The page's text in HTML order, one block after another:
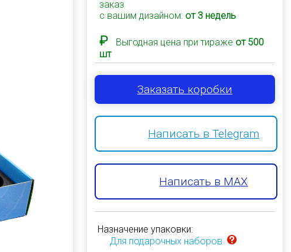
заказ
с вашим дизайном: от 3 недель
₽ Выгодная цена при тираже от 500
шт
Заказать коробки
Написать в Telegram
Написать в MAX
Назначение упаковки:
Для подарочных наборов